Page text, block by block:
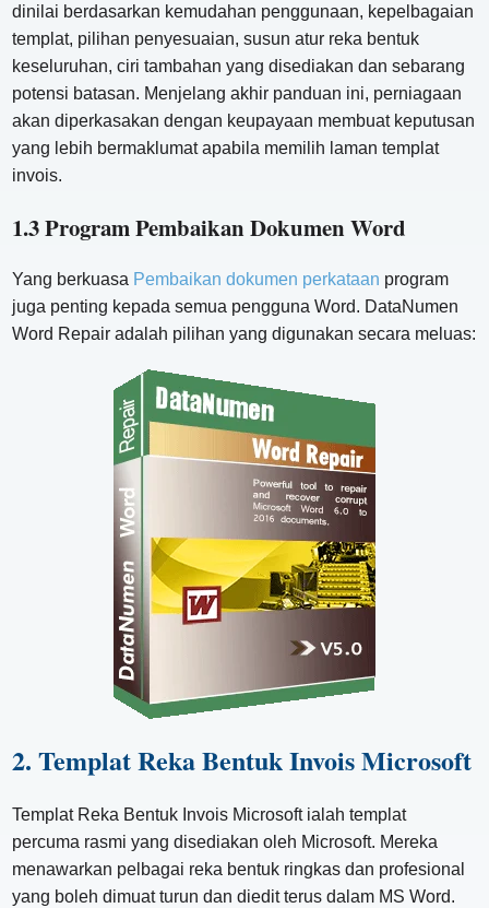
dinilai berdasarkan kemudahan penggunaan, kepelbagaian
templat, pilihan penyesuaian, susun atur reka bentuk
keseluruhan, ciri tambahan yang disediakan dan sebarang
potensi batasan. Menjelang akhir panduan ini, perniagaan
akan diperkasakan dengan keupayaan membuat keputusan
yang lebih bermaklumat apabila memilih laman templat
invois.
1.3 Program Pembaikan Dokumen Word
Yang berkuasa Pembaikan dokumen perkataan program
juga penting kepada semua pengguna Word. DataNumen
Word Repair adalah pilihan yang digunakan secara meluas:
2. Templat Reka Bentuk Invois Microsoft
Templat Reka Bentuk Invois Microsoft ialah templat
percuma rasmi yang disediakan oleh Microsoft. Mereka
menawarkan pelbagai reka bentuk ringkas dan profesional
yang boleh dimuat turun dan diedit terus dalam MS Word.